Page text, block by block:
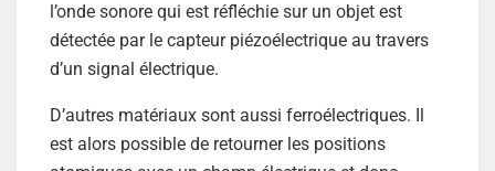
l’onde sonore qui est réfléchie sur un objet est
détectée par le capteur piézoélectrique au travers
d’un signal électrique.
D’autres matériaux sont aussi ferroélectriques. Il
est alors possible de retourner les positions